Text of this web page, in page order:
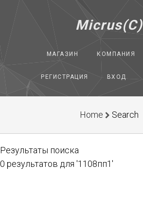
Micrus(C)
МАГАЗИН КОМПАНИЯ
РЕГИСТРАЦИЯ ВХОД
Home Search
Результаты поиска
0 результатов для '1108пп1'